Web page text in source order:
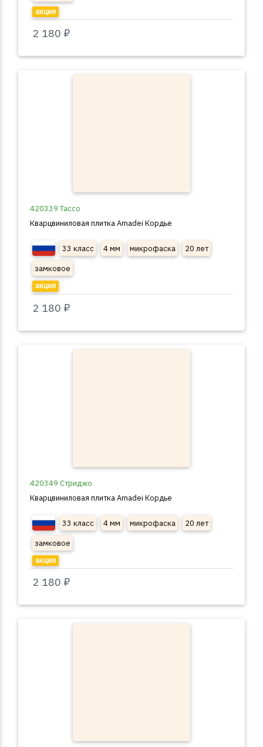
акция
2 180 ₽
420339 Тассо
Кварцвиниловая плитка Amadei Кордье
33 класс 4 мм микрофаска
20 лет
замковое
акция
2 180 ₽
420349 Стриджо
Кварцвиниловая плитка Amadei Кордье
33 класс 4 мм микрофаска
20 лет
замковое
акция
2 180 ₽